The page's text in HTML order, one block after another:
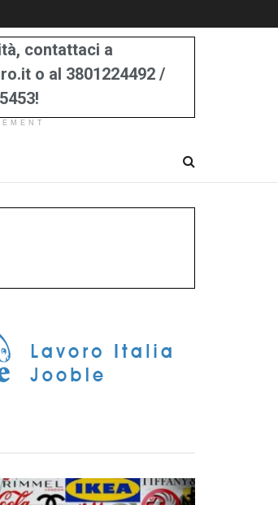
contattaci a
o al 3801224492 /